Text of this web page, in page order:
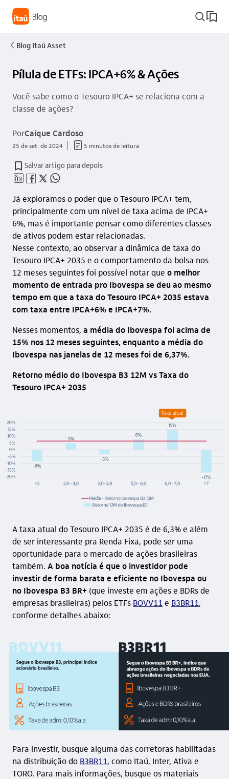
busca_outline
seta_esquerda Blog Itaú Asset
Pílula de ETFs: IPCA+6% & Ações
Você sabe como o Tesouro IPCA+ se relaciona com a
classe de ações?
PorCaique Cardoso
25 de set. de 2024 documento_outline 5 minutos de leitura
Salvar artigo para depois
linkedin_base facebook_outline twitter_outline whatsapp_outline
Já exploramos o poder que o Tesouro IPCA+ tem,
principalmente com um nível de taxa acima de IPCA+
6%, mas é importante pensar como diferentes classes
de ativos podem estar relacionadas.
Nesse contexto, ao observar a dinâmica de taxa do
Tesouro IPCA+ 2035 e o comportamento da bolsa nos
12 meses seguintes foi possível notar que o melhor
momento de entrada pro Ibovespa se deu ao mesmo
tempo em que a taxa do Tesouro IPCA+ 2035 estava
com taxa entre IPCA+6% e IPCA+7%.
Nesses momentos, a média do Ibovespa foi acima de
15% nos 12 meses seguintes, enquanto a média do
Ibovespa nas janelas de 12 meses foi de 6,37%.
Retorno médio do Ibovespa B3 12M vs Taxa do
Tesouro IPCA+ 2035
A taxa atual do Tesouro IPCA+ 2035 é de 6,3% e além
de ser interessante pra Renda Fixa, pode ser uma
oportunidade para o mercado de ações brasileiras
também. A boa notícia é que o investidor pode
investir de forma barata e eficiente no Ibovespa ou
no Ibovespa B3 BR+ (que investe em ações e BDRs de
empresas brasileiras) pelos ETFs BOVV11 e B3BR11,
conforme detalhes abaixo:
Para investir, busque alguma das corretoras habilitadas
na distribuição do B3BR11, como Itaú, Inter, Ativa e
TORO. Para mais informações, busque os materiais